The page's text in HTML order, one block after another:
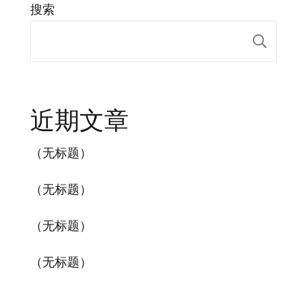
搜索
近期文章
（无标题）
（无标题）
（无标题）
（无标题）